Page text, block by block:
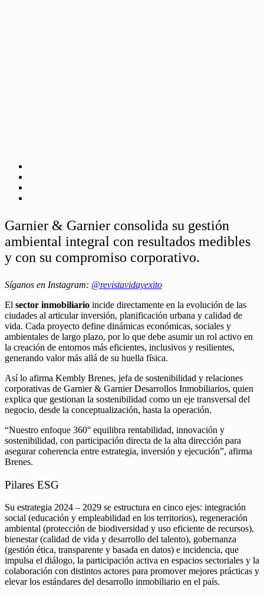
Garnier & Garnier consolida su gestión
ambiental integral con resultados medibles
y con su compromiso corporativo.
Síganos en Instagram: @revistavidayexito
El sector inmobiliario incide directamente en la evolución de las
ciudades al articular inversión, planificación urbana y calidad de
vida. Cada proyecto define dinámicas económicas, sociales y
ambientales de largo plazo, por lo que debe asumir un rol activo en
la creación de entornos más eficientes, inclusivos y resilientes,
generando valor más allá de su huella física.
Así lo afirma Kembly Brenes, jefa de sostenibilidad y relaciones
corporativas de Garnier & Garnier Desarrollos Inmobiliarios, quien
explica que gestionan la sostenibilidad como un eje transversal del
negocio, desde la conceptualización, hasta la operación.
“Nuestro enfoque 360° equilibra rentabilidad, innovación y
sostenibilidad, con participación directa de la alta dirección para
asegurar coherencia entre estrategia, inversión y ejecución”, afirma
Brenes.
Pilares ESG
Su estrategia 2024 – 2029 se estructura en cinco ejes: integración
social (educación y empleabilidad en los territorios), regeneración
ambiental (protección de biodiversidad y uso eficiente de recursos),
bienestar (calidad de vida y desarrollo del talento), gobernanza
(gestión ética, transparente y basada en datos) e incidencia, que
impulsa el diálogo, la participación activa en espacios sectoriales y la
colaboración con distintos actores para promover mejores prácticas y
elevar los estándares del desarrollo inmobiliario en el país.